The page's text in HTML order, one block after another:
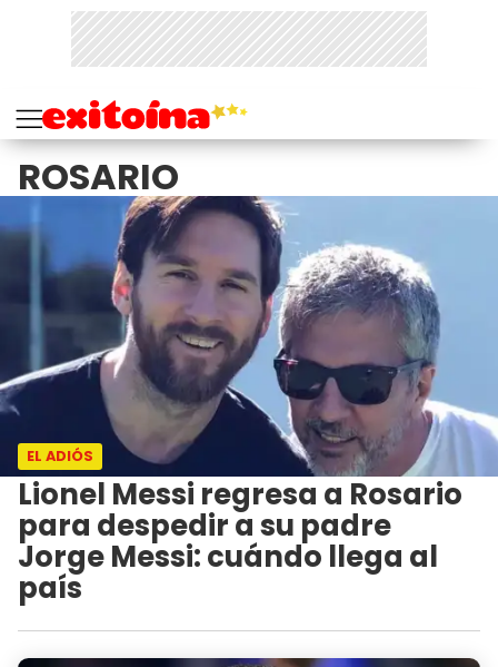
ROSARIO
EL ADIÓS
Lionel Messi regresa a Rosario
para despedir a su padre
Jorge Messi: cuándo llega al
país